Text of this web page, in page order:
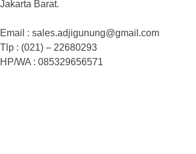
Jakarta Barat.
Email : sales.adjigunung@gmail.com
Tlp : (021) – 22680293
HP/WA : 085329656571